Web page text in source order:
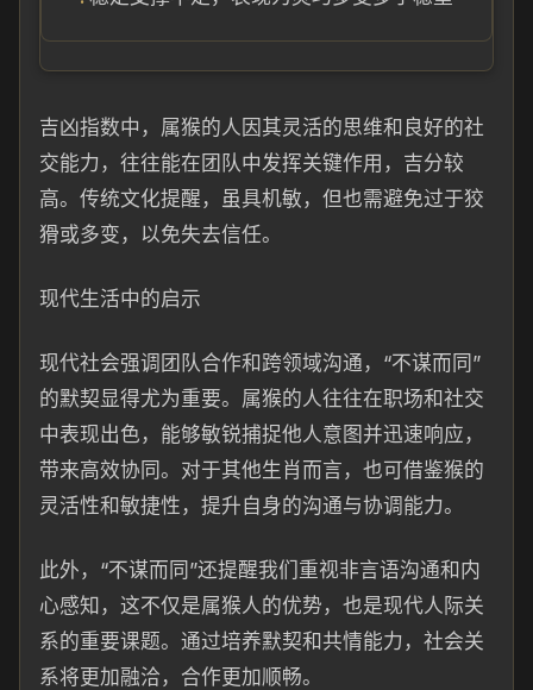
吉凶指数中，属猴的人因其灵活的思维和良好的社
交能力，往往能在团队中发挥关键作用，吉分较
高。传统文化提醒，虽具机敏，但也需避免过于狡
猾或多变，以免失去信任。
现代生活中的启示
现代社会强调团队合作和跨领域沟通，“不谋而同”
的默契显得尤为重要。属猴的人往往在职场和社交
中表现出色，能够敏锐捕捉他人意图并迅速响应，
带来高效协同。对于其他生肖而言，也可借鉴猴的
灵活性和敏捷性，提升自身的沟通与协调能力。
此外，“不谋而同”还提醒我们重视非言语沟通和内
心感知，这不仅是属猴人的优势，也是现代人际关
系的重要课题。通过培养默契和共情能力，社会关
系将更加融洽，合作更加顺畅。